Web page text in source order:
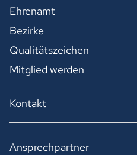
Ehrenamt
Bezirke
Qualitätszeichen
Mitglied werden
Kontakt
Ansprechpartner